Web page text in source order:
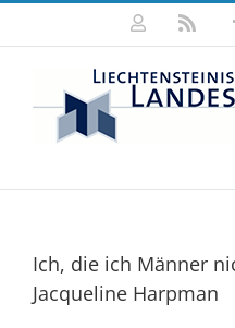
Zum
springen
Mein
Ich, die ich Männer
Jacqueline Harpman